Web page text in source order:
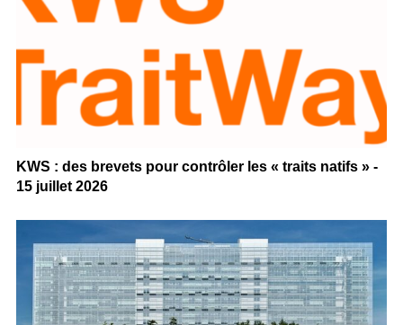
KWS : des brevets pour contrôler les « traits natifs » -
15 juillet 2026